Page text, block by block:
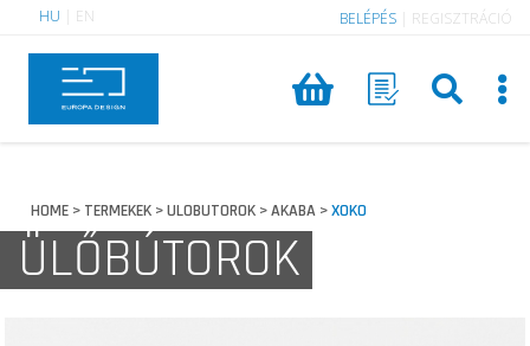
HU EN BELÉPÉS REGISZTRÁCIÓ
HOME > TERMEKEK >ULOBUTOROK >AKABA >XOKO
ÜLŐBÚTOROK